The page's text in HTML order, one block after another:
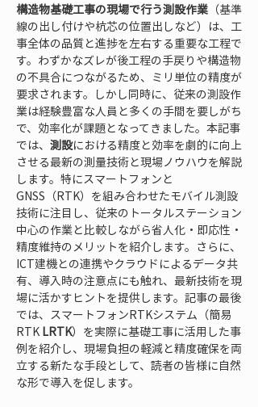
構造物基礎工事の現場で行う測設作業 （基準
線の出し付けや杭芯の位置出しなど）は、工
事全体の品質と進捗を左右する重要な工程で
す。わずかなズレが後工程の手戻りや構造物
の不具合につながるため、ミリ単位の精度が
要求されます。しかし同時に、従来の測設作
業は経験豊富な人員と多くの手間を要しがち
で、効率化が課題となってきました。本記事
では、 測設における精度と効率を劇的に向上
させる最新の測量技術と現場ノウハウを解説
します。特にスマートフォンと
GNSS（RTK）を組み合わせたモバイル測設
技術に注目し、従来のトータルステーション
中心の作業と比較しながら省人化・即応性・
精度維持のメリットを紹介します。さらに、
ICT建機との連携やクラウドによるデータ共
有、導入時の注意点にも触れ、最新技術を現
場に活かすヒントを提供します。記事の最後
では、スマートフォンRTKシステム（簡易
RTK LRTK）を実際に基礎工事に活用した事
例を紹介し、現場負担の軽減と精度確保を両
立する新たな手段として、読者の皆様に自然
な形で導入を促します。